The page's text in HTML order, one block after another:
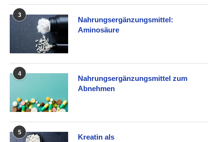
3
Nahrungsergänzungsmittel:
Aminosäure
4
Nahrungsergänzungsmittel zum
Abnehmen
5
Kreatin als